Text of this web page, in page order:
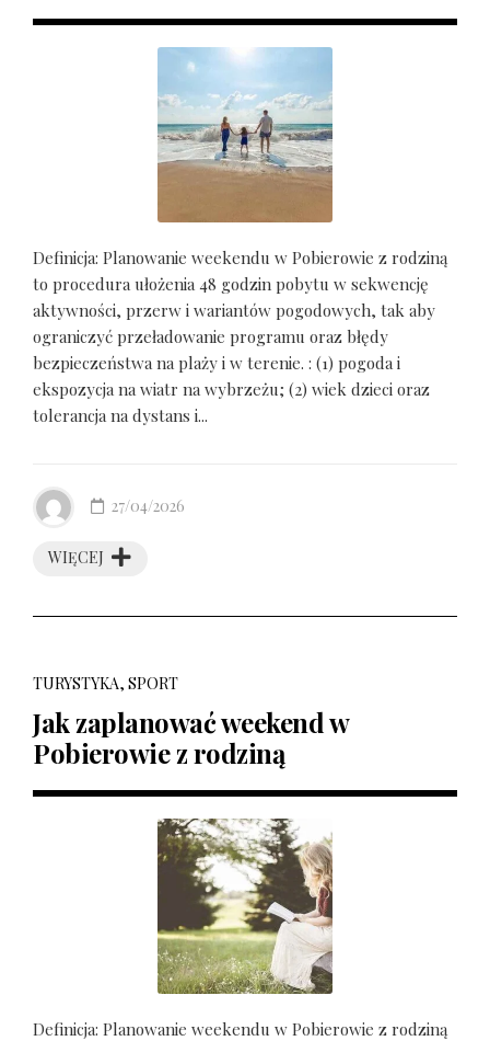
Definicja: Planowanie weekendu w Pobierowie z rodziną
to procedura ułożenia 48 godzin pobytu w sekwencję
aktywności, przerw i wariantów pogodowych, tak aby
ograniczyć przeładowanie programu oraz błędy
bezpieczeństwa na plaży i w terenie. : (1) pogoda i
ekspozycja na wiatr na wybrzeżu; (2) wiek dzieci oraz
tolerancja na dystans i...
WIĘCEJ
27/04/2026
TURYSTYKA, SPORT
Jak zaplanować weekend w
Pobierowie z rodziną
Definicja: Planowanie weekendu w Pobierowie z rodziną